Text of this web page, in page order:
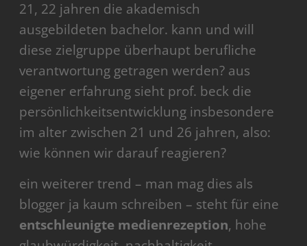
21, 22 jahren die akademisch
ausgebildeten bachelor. kann und will
diese zielgruppe überhaupt berufliche
verantwortung getragen werden? aus
eigener erfahrung sieht prof. beck die
persönlichkeitsentwicklung insbesondere
im alter zwischen 21 und 26 jahren, also:
wie können wir darauf reagieren?
ein weiterer trend – man mag dies als
blogger ja kaum schreiben – steht für eine
entschleunigte medienrezeption, hohe